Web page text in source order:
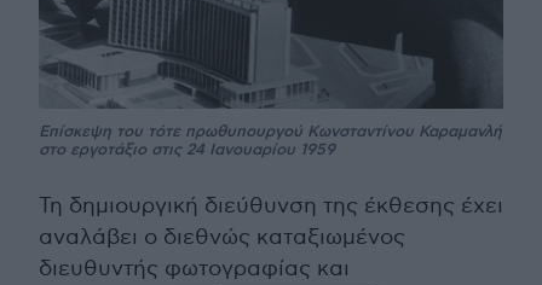
Επίσκεψη του τότε πρωθυπουργού Κωνσταντίνου Καραμανλή
στο εργοτάξιο στις 24 Ιανουαρίου 1959
Τη δημιουργική διεύθυνση της έκθεσης έχει
αναλάβει ο διεθνώς καταξιωμένος
διευθυντής φωτογραφίας και